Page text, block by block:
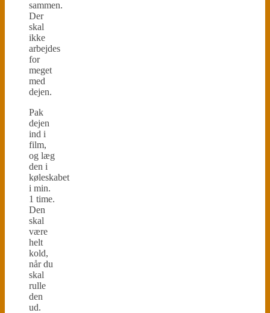
sammen.
Der
skal
ikke
arbejdes
for
meget
med
dejen.
Pak
dejen
ind i
film,
og læg
den i
køleskabet
i min.
1 time.
Den
skal
være
helt
kold,
når du
skal
rulle
den
ud.